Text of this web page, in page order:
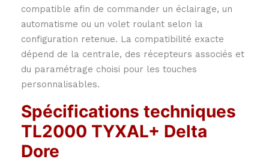
compatible afin de commander un éclairage, un
automatisme ou un volet roulant selon la
configuration retenue. La compatibilité exacte
dépend de la centrale, des récepteurs associés et
du paramétrage choisi pour les touches
personnalisables.
Spécifications techniques
TL2000 TYXAL+ Delta
Dore